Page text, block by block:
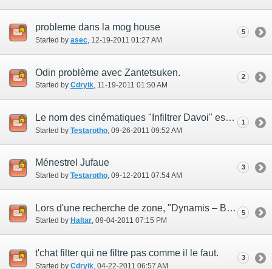
probleme dans la mog house
Started by asec ‎, 12-19-2011 01:27 AM
5
Odin problème avec Zantetsuken.
Started by Cdryik‎, 11-19-2011 01:50 AM
2
Le nom des cinématiques "Infiltrer Davoi" est incorrect
Started by Testarotho ‎, 09-26-2011 09:52 AM
1
Ménestrel Jufaue
Started by Testarotho‎, 09-12-2011 07:54 AM
3
Lors d'une recherche de zone, "Dynamis – Beaucedine" est mal orthographié.
Started by Haltar‎, 09-04-2011 07:15 PM
5
t'chat filter qui ne filtre pas comme il le faut.
Started by Cdryik ‎, 04-22-2011 06:57 AM
3